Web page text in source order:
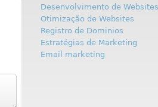
Desenvolvimento de Websites
Otimização de Websites
Registro de Dominios
Estratégias de Marketing
Email marketing